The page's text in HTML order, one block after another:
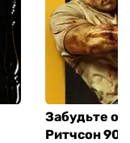
Забудьте о
Ритчсон 90